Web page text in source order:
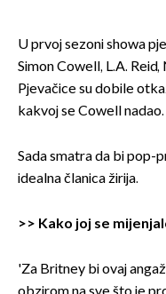
U prvoj sezoni showa
Simon Cowell, L.A.
Pjevačice su dobile
kakvoj se Cowell nadao.
Sada smatra da bi pop-
idealna članica žirija.
>> Kako joj se
'Za Britney bi ovaj